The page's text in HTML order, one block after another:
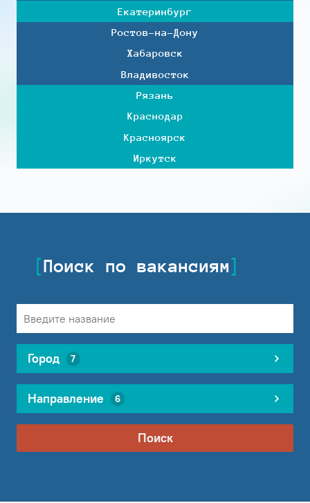
Екатеринбург
Ростов-на-Дону
Хабаровск
Владивосток
Рязань
Краснодар
Красноярск
Иркутск
Поиск по вакансиям
Город 7
Направление 6
Поиск